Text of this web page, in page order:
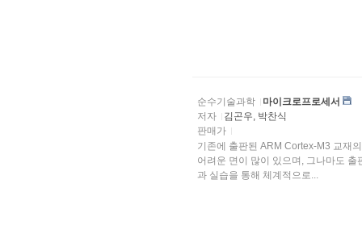
순수기술과학
마이크로프로세서
저자
김곤우, 박찬식
판매가
기존에 출판된 ARM Cortex-M3 교재
어려운 면이 많이 있으며, 그나마도 출판된 교재의 수
과 실습을 통해 체계적으로...